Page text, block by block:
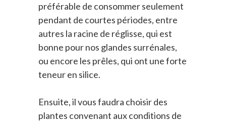
préférable de consommer seulement
pendant de courtes périodes, entre
autres la racine de réglisse, qui est
bonne pour nos glandes surrénales,
ou encore les prêles, qui ont une forte
teneur en silice.
Ensuite, il vous faudra choisir des
plantes convenant aux conditions de